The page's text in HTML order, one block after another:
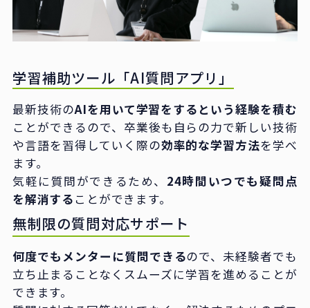
学習補助ツール「AI質問アプリ」
最新技術のAIを用いて学習をするという経験を積む
ことができるので、卒業後も自らの力で新しい技術
や言語を習得していく際の効率的な学習方法を学べ
ます。
気軽に質問ができるため、 24時間いつでも疑問点
を解消する ことができます。
無制限の質問対応サポート
何度でもメンターに質問できるので、未経験者でも
立ち止まることなくスムーズに学習を進めることが
できます。